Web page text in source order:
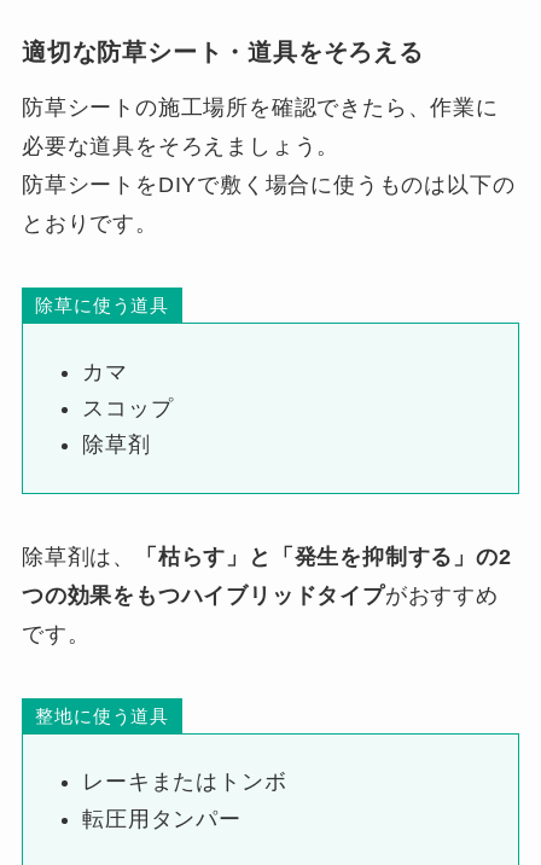
適切な防草シート・道具をそろえる
防草シートの施工場所を確認できたら、作業に
必要な道具をそろえましょう。
防草シートをDIYで敷く場合に使うものは以下の
とおりです。
除草に使う道具
カマ
スコップ
除草剤
除草剤は、
「枯らす」と「発生を抑制する」の2
つの効果をもつハイブリッドタイプがおすすめ
です。
整地に使う道具
レーキまたはトンボ
転圧用タンパー